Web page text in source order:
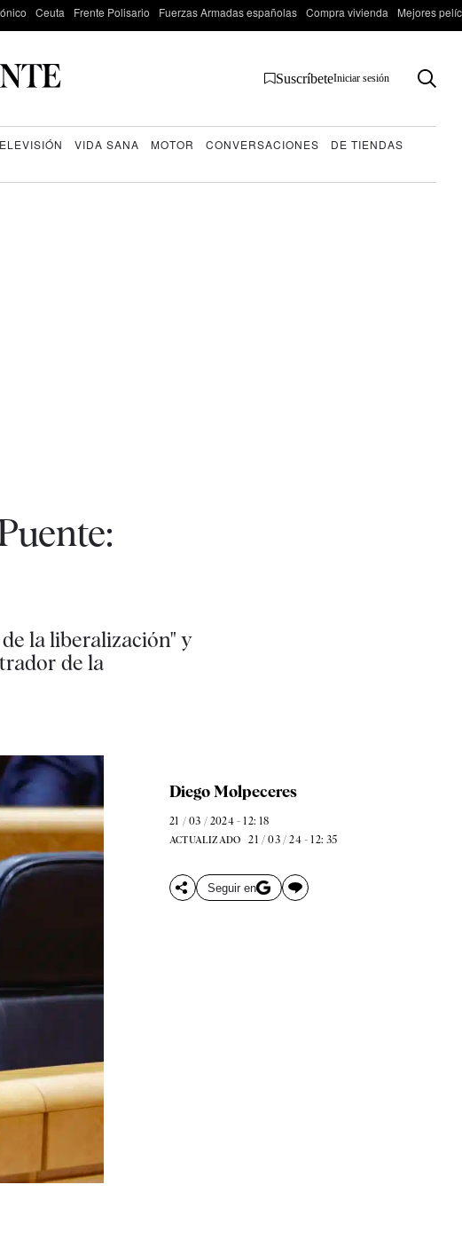
Ceuta Frente Polisario Fuerzas Armadas españolas Compra vivienda Mejores
SuscríbeteIniciar sesión
VIDA SANA MOTOR CONVERSACIONES
DE TIENDAS
la liberalización" y
de la
Diego Molpeceres
21 / 03 / 2024 - 12: 18
ACTUALIZADO 21 / 03 / 24 - 12: 35
Seguir en